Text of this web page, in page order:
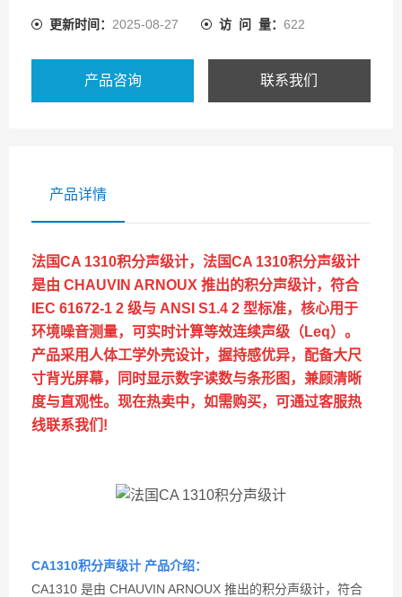
更新时间： 2025-08-27 访 问 量： 622
产品咨询 联系我们
产品详情
法国CA 1310积分声级计， 法国CA 1310积分声级计
是由 CHAUVIN ARNOUX 推出的积分声级计，符合
IEC 61672-1 2 级与 ANSI S1.4 2 型标准，核心用于
环境噪音测量，可实时计算等效连续声级（Leq）。
产品采用人体工学外壳设计，握持感优异，配备大尺
寸背光屏幕，同时显示数字读数与条形图，兼顾清晰
度与直观性。现在热卖中，如需购买，可通过客服热
线联系我们!
CA1310积分声级计 产品介绍：
CA1310 是由 CHAUVIN ARNOUX 推出的积分声级计，符合